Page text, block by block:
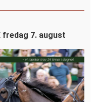
fredag 7. august